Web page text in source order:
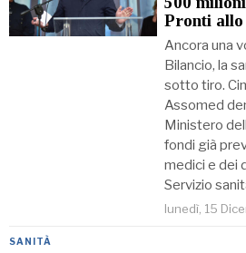
Pronti allo
Ancora una
Bilancio, la
sotto tiro.
Assomed
Ministero
fondi già
medici e dei
Servizio
lunedì, 15
SANITÀ